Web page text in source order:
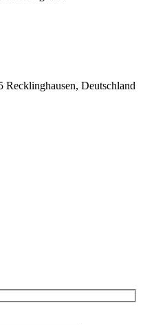
Recklinghausen, Deutschland